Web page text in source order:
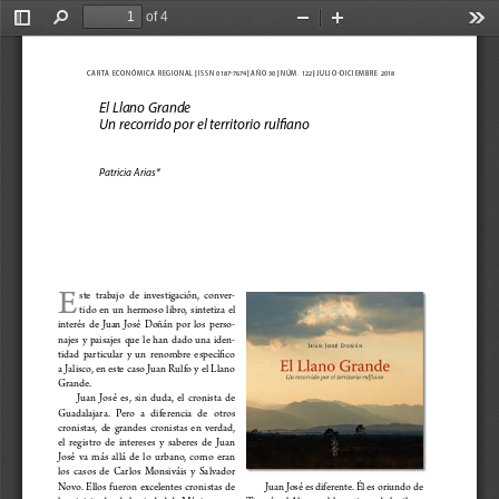
Toggle
Find
of 4
Zoom
CARTA ECONÓMICA REGIONAL |ISSN 0187-7674 |A ÑO 30 | N ÚM . 122 | JULI O-DICIEMBRE
  2018
El Llano Grande
Un recorrido por el territorio rulfiano
Patricia Arias*
Este  trabajo  de  investigación,  conver-
tido  en  un  hermoso  libro,  sintetiza  el
interés  de  Juan  José  Doñán  por  los  perso-
najes  y  paisajes  que  le  han  dado  una  iden-
tidad  particular  y  un  renombre  específico
a Jalisco, en este caso Juan Rulfo y el Llano
Grande.
Juan  José  es,  sin  duda,  el  cronista  de
Guadalajara.   Pero   a   diferencia   de   otros
cronistas,  de  grandes  cronistas  en  verdad,
el  registro  de  intereses  y  saberes  de  Juan
José  va  más  allá  de  lo  urbano,  como  eran
los  casos  de  Carlos  Monsiváis  y  Salvador
Novo.  Ellos  fueron  excelentes  cronistas  de
Juan José es diferente. Él es oriundo de